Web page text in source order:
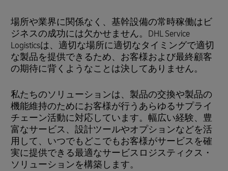
場所や業界に関係なく、基幹設備の常時稼働はビ
ジネスの成功には欠かせません。DHL Service
Logisticsは、適切な場所に適切なタイミングで適切
な製品を提供できるため、お客様および最終顧客
の期待に背くようなことは決してありません。
私たちのソリューションは、製品の交換や製品の
機能維持のためにお客様が行うあらゆるサプライ
チェーン活動に対応しています。幅広い経験、豊
富なサービス、設計ツールやオプションなどを活
用して、いつでもどこでもお客様がサービスを確
実に提供できる最適なサービスロジスティクス・
ソリューションを構築します。